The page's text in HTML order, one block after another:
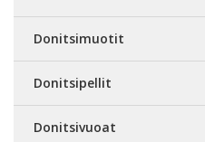
Donitsimuotit
Donitsipellit
Donitsivuoat